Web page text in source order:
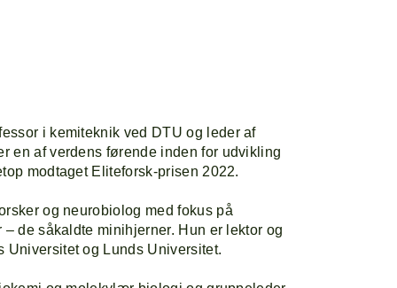
i kemiteknik ved DTU og leder af
en af verdens førende inden for udvikling
modtaget Eliteforsk-prisen 2022.
og neurobiolog med fokus på
de såkaldte minihjerner. Hun er lektor og
Universitet og Lunds Universitet.